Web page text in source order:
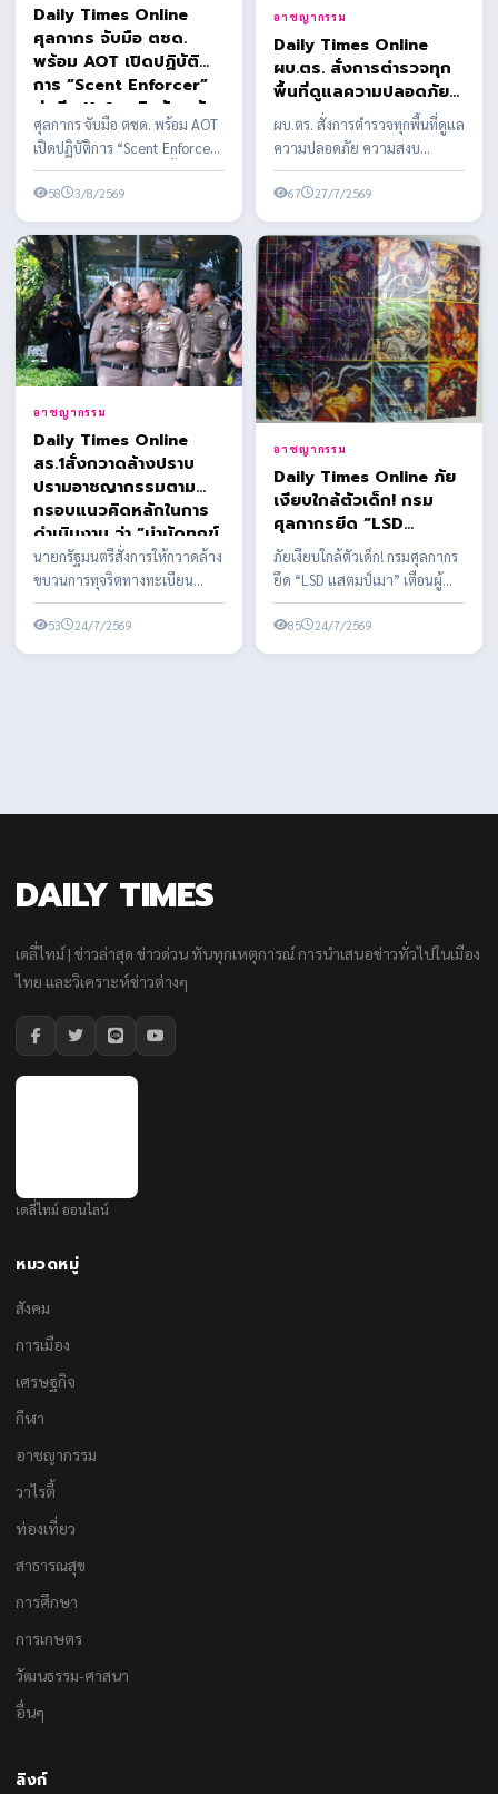
Daily Times Online
ศุลกากร จับมือ ตชด.
พร้อม AOT เปิดปฏิบัติ
การ “Scent Enforcer”
ส่งทีม K-9 เสริมทัพสกัด
กั้นยาเสพติดข้ามชาติ ปิด
ทางผ่านไทย
ศุลกากร จับมือ ตชด. พร้อม AOT
เปิดปฏิบัติการ “Scent Enforcer”
ส่งทีม K-9 เสริมทัพสกัดกั้นยาเสพ
ติดข้า...
58 3/8/2569
อาชญากรรม
Daily Times Online
ผบ.ตร. สั่งการตำรวจทุก
พื้นที่ดูแลความปลอดภัย
ความสงบเรียบร้อย และ
อำนวยความสะดวกการ
จราจร ตลอดห้วงวันหยุด
ยาว - เตือนงดจำหน่าย
เครื่องดื่มแอลกอฮอล์ทุก
ชนิด 48 ชั่วโมง
ผบ.ตร. สั่งการตำรวจทุกพื้นที่ดูแล
ความปลอดภัย ความสงบ
เรียบร้อย และอำนวยความ
สะดวกการจราจร ตลอดห้วงวัน
ห...
67 27/7/2569
อาชญากรรม
Daily Times Online
สร.1สั่งกวาดล้างปราบ
ปรามอาชญากรรมตาม
กรอบแนวคิดหลักในการ
ดำเนินงาน ว่า “บำบัดทุกข์
บำรุงสุข พิทักษ์
สันติราษฎร์ พิฆาตยาเสพ
ติด พิชิตอันธพาล”
นายกรัฐมนตรีสั่งการให้กวาดล้าง
ขบวนการทุจริตทางทะเบียน
ราษฎร อย่างจริงจัง เด็ดขาด และ
เป็นระบบ ผบ.ตร. ...
53 24/7/2569
อาชญากรรม
Daily Times Online ภัย
เงียบใกล้ตัวเด็ก! กรม
ศุลกากรยึด “LSD
แสตมป์เมา” เตือนผู้
ปกครองอย่าชะล่าใจ สาร
เสพติดรูปแบบใหม่ พิษ
หลอนประสาทขั้นรุนแรง
ภัยเงียบใกล้ตัวเด็ก! กรมศุลกากร
ยึด “LSD แสตมป์เมา” เตือนผู้
ปกครองอย่าชะล่าใจ สารเสพติด
รูปแบบใหม่ พิษ...
85 24/7/2569
DAILY TIMES
เดลี่ไทม์ | ข่าวล่าสุด ข่าวด่วน ทันทุกเหตุการณ์ การนำเสนอข่าวทั่วไปในเมือง
ไทย และวิเคราะห์ข่าวต่างๆ
เดลี่ไทม์ ออนไลน์
หมวดหมู่
สังคม
การเมือง
เศรษฐกิจ
กีฬา
อาชญากรรม
วาไรตี้
ท่องเที่ยว
สาธารณสุข
การศึกษา
การเกษตร
วัฒนธรรม-ศาสนา
อื่นๆ
ลิงก์